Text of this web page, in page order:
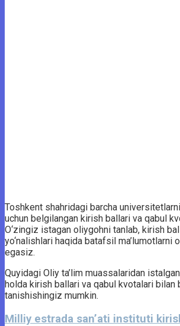
Toshkent shahridagi barcha
uchun belgilangan kirish ballari va qabul
O‘zingiz istagan oliygohni tanlab, kirish
yo‘nalishlari haqida batafsil ma’lumotlarni
egasiz.
Quyidagi Oliy ta’lim muassalaridan
holda kirish ballari va qabul kvotalari bilan
tanishishingiz mumkin.
Milliy estrada san’ati instituti